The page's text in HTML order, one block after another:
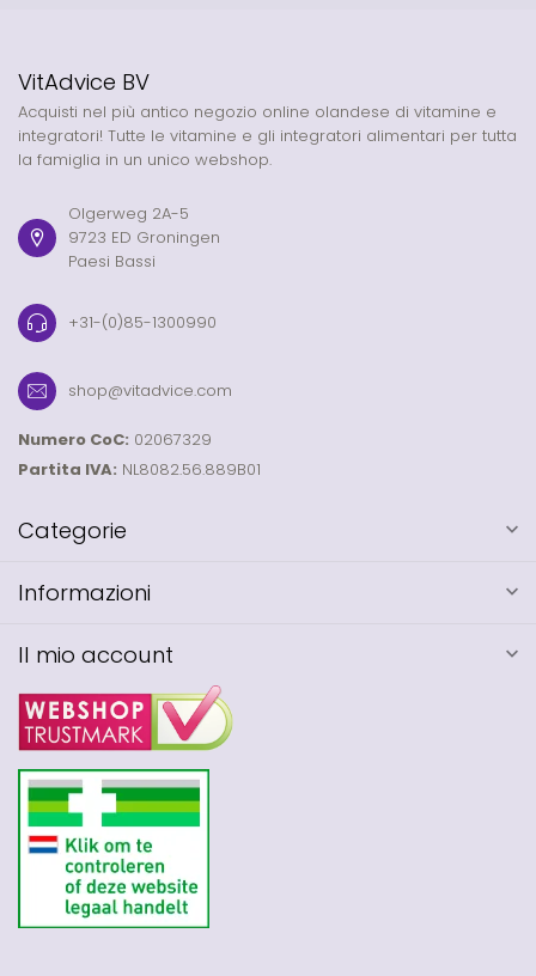
VitAdvice BV
Acquisti nel più antico negozio online olandese di vitamine e
integratori! Tutte le vitamine e gli integratori alimentari per tutta
la famiglia in un unico webshop.
Olgerweg 2A-5
9723 ED Groningen
Paesi Bassi
+31-(0)85-1300990
shop@vitadvice.com
Numero CoC: 02067329
Partita IVA: NL8082.56.889B01
Categorie
Informazioni
Il mio account